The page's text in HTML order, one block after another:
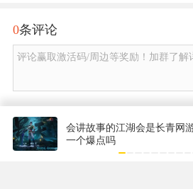
0条评论
评论赢取激活码/周边等奖励！加群了解
会讲故事的江湖会是长青网
一个爆点吗